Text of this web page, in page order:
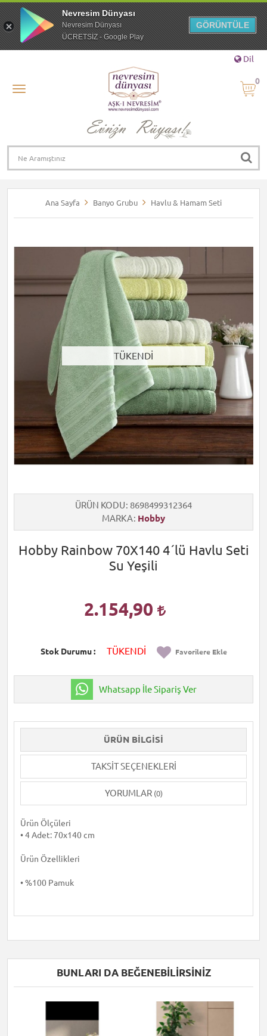
Dil
0
Ana Sayfa Banyo Grubu Havlu & Hamam Seti
TÜKENDİ
ÜRÜN KODU 8698499312364
MARKA Hobby
Hobby Rainbow 70X140 4´lü Havlu Seti
Su Yeşili
2.154,90
Stok Durumu TÜKENDİ Favorilere Ekle
Whatsapp İle Sipariş Ver
ÜRÜN BILGISI
TAKSIT SEÇENEKLERI
YORUMLAR (0)
Ürün Ölçüleri
• 4 Adet: 70x140 cm
Ürün Özellikleri
• %100 Pamuk
BUNLARI DA BEĞENEBILIRSINIZ
Nevresim Dünyası
Nevresim Dünyası
ÜCRETSİZ - Google Play
GÖRÜNTÜLE